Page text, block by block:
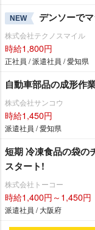
NEW デンソーで
株式会社テクノスマイル
時給1,800円
正社員 / 派遣社員 / 愛知県
自動車部品の成形作
株式会社サンコウ
時給1,450円
派遣社員 / 愛知県
短期 冷凍食品の袋の
スタート!
株式会社トーコー
時給1,400円～1,450円
派遣社員 / 大阪府